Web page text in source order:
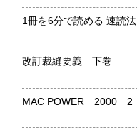
1冊を6分で読める 速読法
改訂裁縫要義 下巻
MAC POWER 2000 2